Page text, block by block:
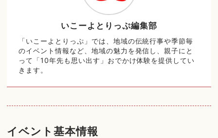
いこーよとりっぷ編集部
「いこーよとりっぷ」では、地域の伝統行事や季節毎
のイベント情報など、地域の魅力を発信し、親子にと
って「10年先も思い出す」おでかけ体験を提供してい
きます。
イベント基本情報